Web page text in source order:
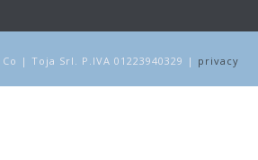
| Toja Srl. P.IVA 01223940329 | privacy